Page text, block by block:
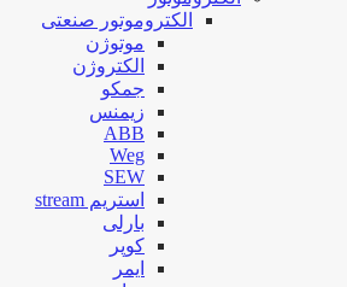
الکتروموتور صنعتی
موتوژن
الکتروژن
جمکو
زیمنس
ABB
Weg
SEW
استریم stream
بارلی
کوپر
ایمر